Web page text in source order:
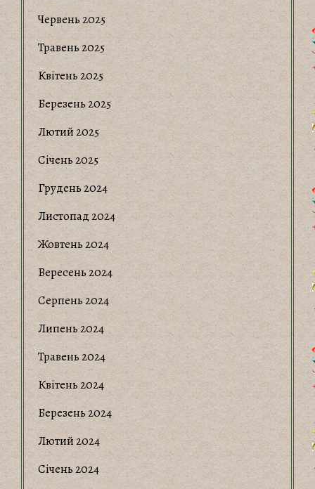
Червень 2025
Травень 2025
Квітень 2025
Березень 2025
Лютий 2025
Січень 2025
Грудень 2024
Листопад 2024
Жовтень 2024
Вересень 2024
Серпень 2024
Липень 2024
Травень 2024
Квітень 2024
Березень 2024
Лютий 2024
Січень 2024